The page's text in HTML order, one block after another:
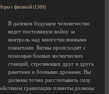
с физикой (1308)
В далеком будущем человечество
ведет постоянную войну за
контроль над многочисленными
планетами. Битвы происходят с
помощью боевых космических
станций, стреляющих друг в друга
ракетами и боевыми дронами. Вы
должны точно рассчитывать силу
гравитации планеты должны